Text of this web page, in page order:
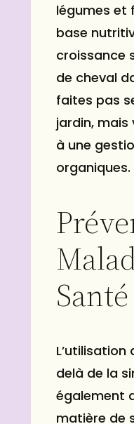
légumes et
base
croissance
de cheval
faites pas
jardin,
à une
organiques.
delà de la
également
matière de